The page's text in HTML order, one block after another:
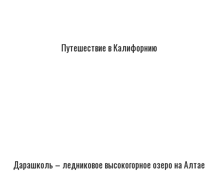
Путешествие в Калифорнию
Дарашколь – ледниковое высокогорное озеро на Алтае